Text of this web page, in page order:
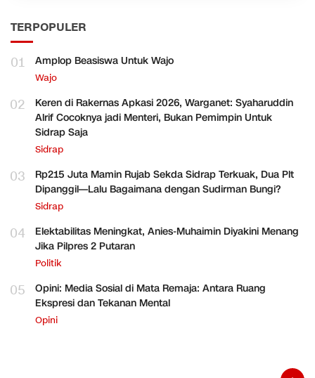
TERPOPULER
01 Amplop Beasiswa Untuk Wajo
Wajo
02
Keren di Rakernas Apkasi 2026, Warganet: Syaharuddin
Alrif Cocoknya jadi Menteri, Bukan Pemimpin Untuk
Sidrap Saja
Sidrap
03
Rp215 Juta Mamin Rujab Sekda Sidrap Terkuak, Dua Plt
Dipanggil—Lalu Bagaimana dengan Sudirman Bungi?
Sidrap
04
Elektabilitas Meningkat, Anies-Muhaimin Diyakini Menang
Jika Pilpres 2 Putaran
Politik
05
Opini: Media Sosial di Mata Remaja: Antara Ruang
Ekspresi dan Tekanan Mental
Opini